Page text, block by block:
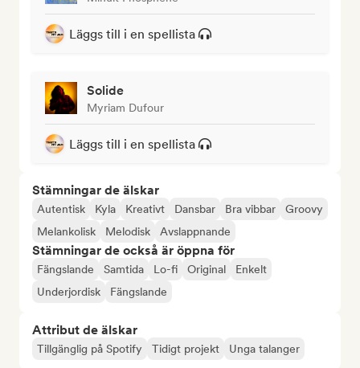
Läggs till i en spellista
Solide
Myriam Dufour
Läggs till i en spellista
Stämningar de älskar
Autentisk Kyla Kreativt Dansbar Bra vibbar
Groovy
Melankolisk
Melodisk Avslappnande
Stämningar de också är öppna för
Fängslande Samtida Lo-fi Original
Enkelt
Underjordisk
Fängslande
Attribut de älskar
Tillgänglig på Spotify Tidigt projekt Unga talanger